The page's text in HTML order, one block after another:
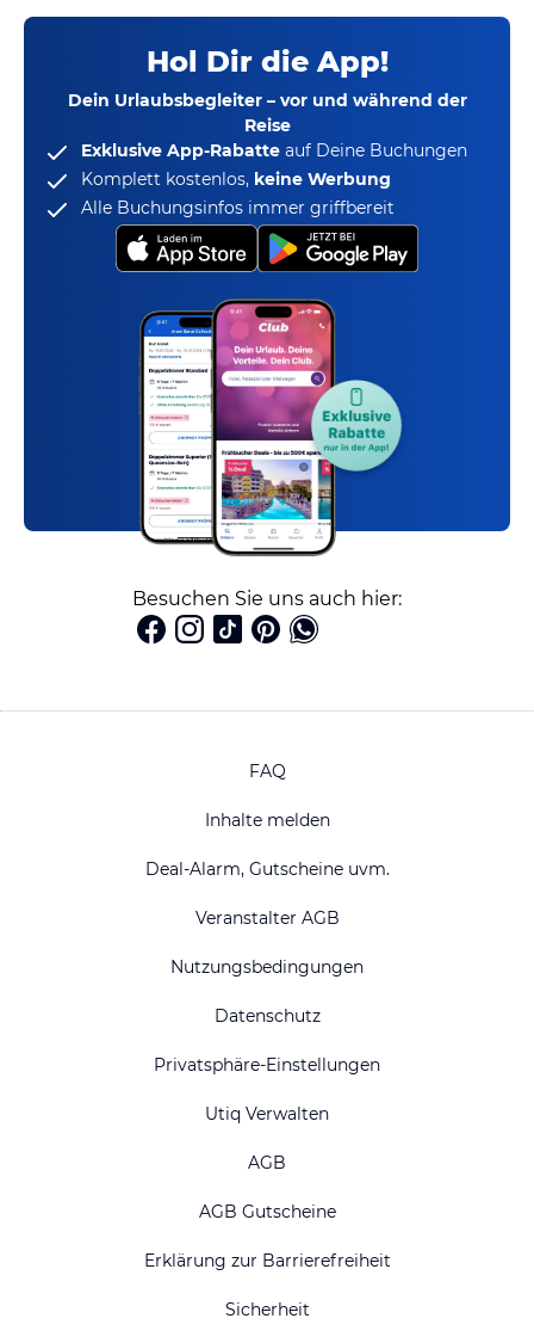
Hol Dir die App!
Dein Urlaubsbegleiter – vor und während der
Reise
Exklusive App-Rabatte auf Deine Buchungen
Komplett kostenlos, keine Werbung
Alle Buchungsinfos immer griffbereit
Besuchen Sie uns auch hier:
FAQ
Inhalte melden
Deal-Alarm, Gutscheine uvm.
Veranstalter AGB
Nutzungsbedingungen
Datenschutz
Privatsphäre-Einstellungen
Utiq Verwalten
AGB
AGB Gutscheine
Erklärung zur Barrierefreiheit
Sicherheit